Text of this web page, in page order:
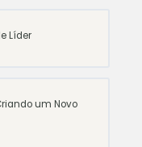
Líder
um Novo